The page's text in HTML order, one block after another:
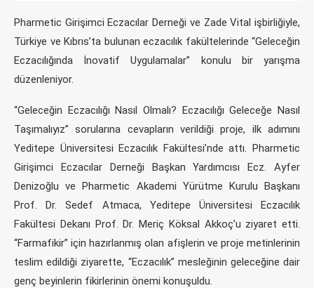
Pharmetic Girişimci Eczacılar Derneği ve Zade Vital işbirliğiyle,
Türkiye ve Kıbrıs’ta bulunan eczacılık fakültelerinde “Geleceğin
Eczacılığında İnovatif Uygulamalar” konulu bir yarışma
düzenleniyor.
“Geleceğin Eczacılığı Nasıl Olmalı? Eczacılığı Geleceğe Nasıl
Taşımalıyız” sorularına cevapların verildiği proje, ilk adımını
Yeditepe Üniversitesi Eczacılık Fakültesi’nde attı. Pharmetic
Girişimci Eczacılar Derneği Başkan Yardımcısı Ecz. Ayfer
Denizoğlu ve Pharmetic Akademi Yürütme Kurulu Başkanı
Prof. Dr. Sedef Atmaca, Yeditepe Üniversitesi Eczacılık
Fakültesi Dekanı Prof. Dr. Meriç Köksal Akkoç’u ziyaret etti.
“Farmafikir” için hazırlanmış olan afişlerin ve proje metinlerinin
teslim edildiği ziyarette, “Eczacılık” mesleğinin geleceğine dair
genç beyinlerin fikirlerinin önemi konuşuldu.